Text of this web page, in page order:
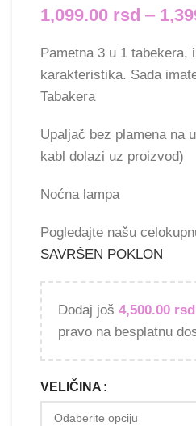
1,099.00 rsd –
Pametna 3 u 1 tabekera,
karakteristika. Sada
Tabakera
Upaljač bez plamena na
kabl dolazi uz proizvod)
Noćna lampa
Pogledajte našu
SAVRŠEN POKLON
Dodaj još 4,500.00 rsd
pravo na besplatnu
VELIČINA